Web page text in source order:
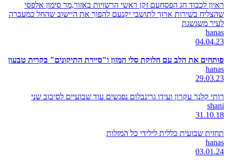
ראיון לכבוד חג הפסחעם זקן ראשי הרשויות באזור,מר סימון אלפסי
שהצליח בשירות ארוך לתושבי יקנעם להפוך את היישוב שהחל כמעברה
לעיר משגשגת
hanas
04.04.23
פותחים את הלב עם חלוקת סלי המזון ו"סיירת התיקונים" בקרית טבעון
hanas
29.03.23
רותי קלנר עקרון ועידו גרינבלום נפגשים עוד שבועיים לסיבוב שני
shani
31.10.18
תחזית שבועית כללית לילידי כל המזלות
hanas
03.01.24